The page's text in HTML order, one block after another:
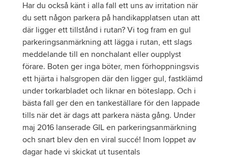
Har du också känt i alla fall ett uns av irritation när
du sett någon parkera på handikapplatsen utan att
där ligger ett tillstånd i rutan? Vi tog fram en gul
parkeringsanmärkning att lägga i rutan, ett slags
meddelande till en nonchalant eller oupplyst
förare. Boten ger inga böter, men förhoppningsvis
ett hjärta i halsgropen där den ligger gul, fastklämd
under torkarbladet och liknar en böteslapp. Och i
bästa fall ger den en tankeställare för den lappade
tills när det är dags att parkera nästa gång. Under
maj 2016 lanserade GIL en parkeringsanmärkning
och snart blev den en viral succé! Inom loppet av
dagar hade vi skickat ut tusentals